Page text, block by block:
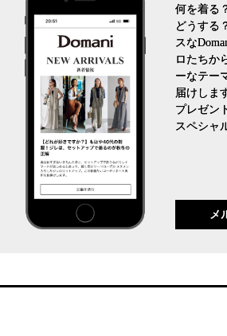
何を着る
どうする
スな
ロたちか
ーなテー
届けしま
プレゼン
スペシャ
メ